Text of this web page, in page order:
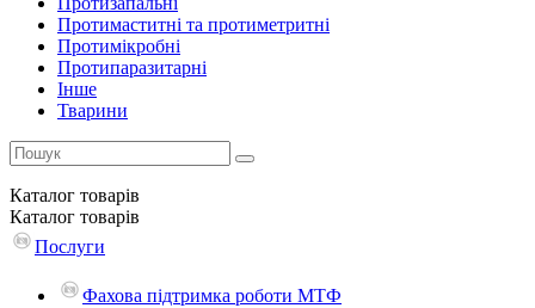
Протимаститні та протиметритні
Протимікробні
Протипаразитарні
Інше
Тварини
Каталог товарів
Каталог товарів
Послуги
Фахова підтримка роботи МТФ